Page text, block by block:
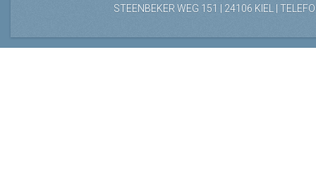
STEENBEKER WEG 151 | 24106 KIEL |